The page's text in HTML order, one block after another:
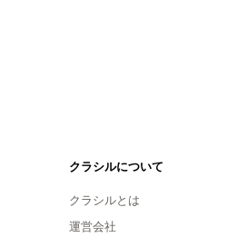
クラシルについて
クラシルとは
運営会社